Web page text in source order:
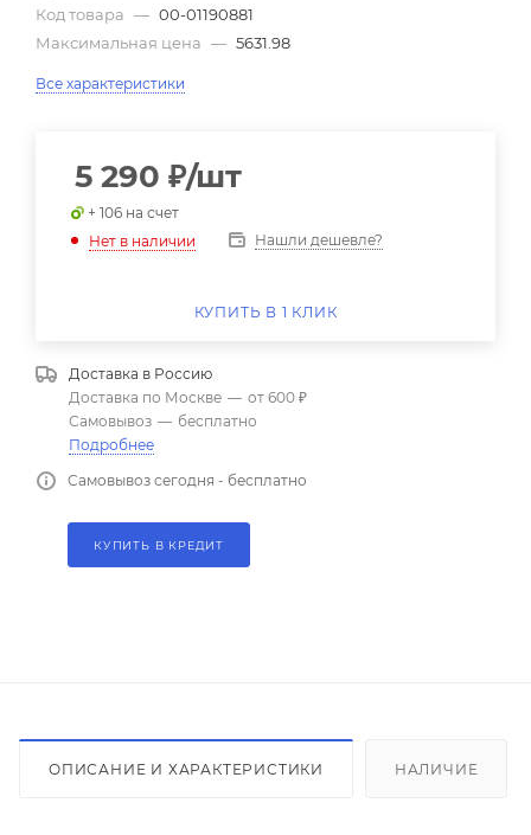
Код товара — 00-01190881
Максимальная цена — 5631.98
Все характеристики
5 290 ₽/шт
+ 106 на счет
Нет в наличии
Нашли дешевле?
КУПИТЬ В 1 КЛИК
Доставка в Россию
Доставка по Москве — от 600 ₽
Самовывоз — бесплатно
Подробнее
Самовывоз сегодня - бесплатно
КУПИТЬ В КРЕДИТ
ОПИСАНИЕ И ХАРАКТЕРИСТИКИ НАЛИЧИЕ